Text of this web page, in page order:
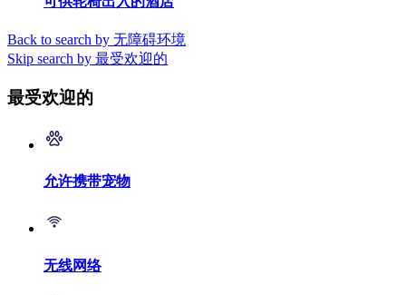
Back to search by 无障碍环境
Skip search by 最受欢迎的
最受欢迎的
允许携带宠物
无线网络